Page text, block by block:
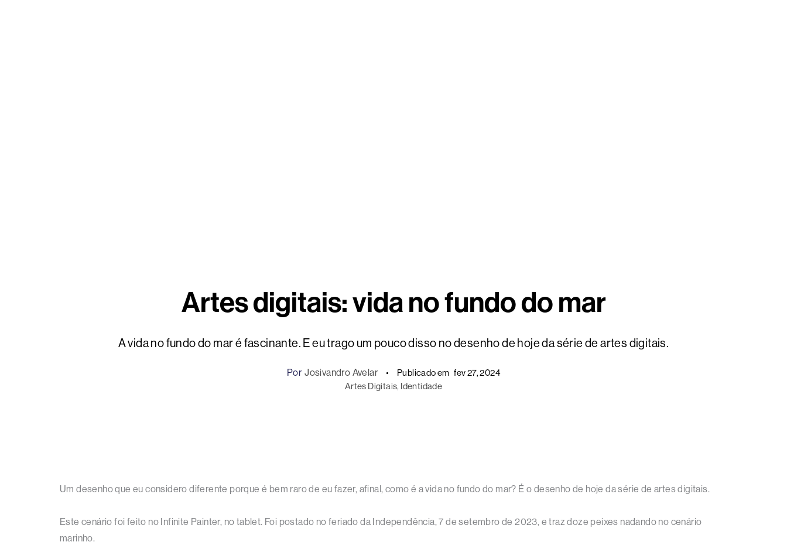
Artes digitais: vida no fundo do mar
A vida no fundo do mar é fascinante. E eu trago um pouco disso no desenho de hoje da série de artes digitais.
Por Josivandro Avelar Publicado em fev 27, 2024
Artes Digitais, Identidade
Um desenho que eu considero diferente porque é bem raro de eu fazer, afinal, como é a vida no fundo do mar? É o desenho de hoje da série de artes digitais.
Este cenário foi feito no Infinite Painter, no tablet. Foi postado no feriado da Independência, 7 de setembro de 2023, e traz doze peixes nadando no cenário
marinho.